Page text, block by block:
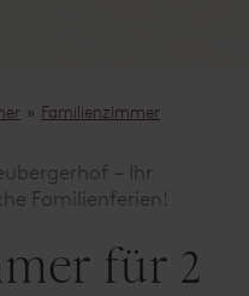
» Familienzimmer
– Ihr
Familienferien!
für 2